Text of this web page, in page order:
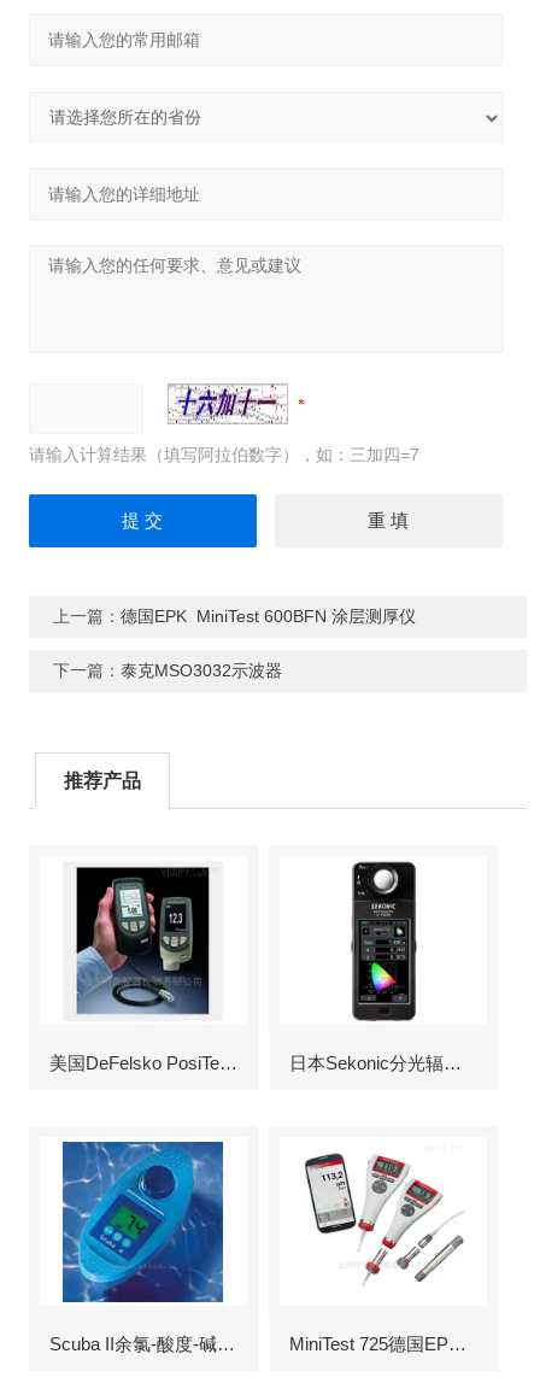
请输入计算结果（填写阿拉伯数字），如：三加四=7
上一篇： 德国EPK MiniTest 600BFN 涂层测厚仪
下一篇： 泰克MSO3032示波器
推荐产品
美国DeFelsko PosiTector6000涂层测厚仪 日本Sekonic分光辐射照度计
Scuba II余氯-酸度-碱度-氰尿酸浓度测定仪 MiniTest 725德国EPK涂层测厚仪